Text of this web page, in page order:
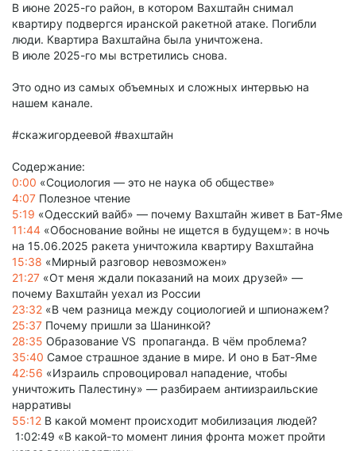
В июне 2025-го район, в котором Вахштайн снимал
квартиру подвергся иранской ракетной атаке. Погибли
люди. Квартира Вахштайна была уничтожена.
В июле 2025-го мы встретились снова.
Это одно из самых объемных и сложных интервью на
нашем канале.
#скажигордеевой #вахштайн
Содержание:
0:00 «Социология — это не наука об обществе»
4:07 Полезное чтение
5:19 «Одесский вайб» — почему Вахштайн живет в Бат-Яме
11:44 «Обоснование войны не ищется в будущем»: в ночь
на 15.06.2025 ракета уничтожила квартиру Вахштайна
15:38 «Мирный разговор невозможен»
21:27 «От меня ждали показаний на моих друзей» —
почему Вахштайн уехал из России
23:32 «В чем разница между социологией и шпионажем?
25:37 Почему пришли за Шанинкой?
28:35 Образование VS пропагандa. В чём проблема?
35:40 Самое страшное здание в мире. И оно в Бат-Яме
42:56 «Израиль спровоцировал нападение, чтобы
уничтожить Палестину» — разбираем антиизраильские
нарративы
55:12 В какой момент происходит мобилизация людей?
1:02:49 «В какой-то момент линия фронта может пройти